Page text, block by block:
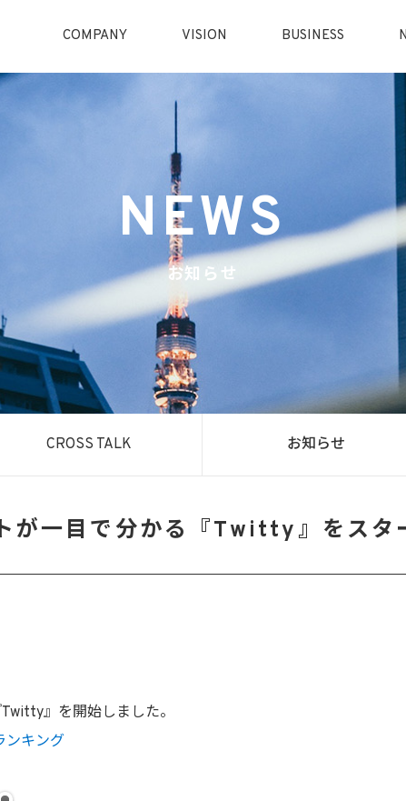
COMPANY VISION BUSINESS
NEWS
お知らせ
CROSS TALK お知らせ
一目で分かる『Twitty』をスタ
』を開始しました。
ンキング